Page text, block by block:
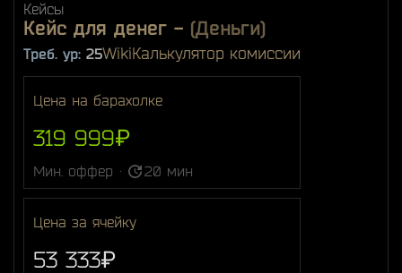
Кейсы
Кейс для денег - (Деньги)
Треб. ур: 25WikiКалькулятор комиссии
Цена на барахолке
319 999₽
Мин. оффер · 20 мин
Цена за ячейку
53 333₽